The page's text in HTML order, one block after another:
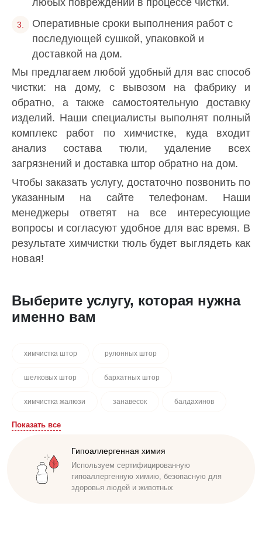
любых повреждений в процессе чистки.
Оперативные сроки выполнения работ с
последующей сушкой, упаковкой и
доставкой на дом.
Мы предлагаем любой удобный для вас способ
чистки: на дому, с вывозом на фабрику и
обратно, а также самостоятельную доставку
изделий. Наши специалисты выполнят полный
комплекс работ по химчистке, куда входит
анализ состава тюли, удаление всех
загрязнений и доставка штор обратно на дом.
Чтобы заказать услугу, достаточно позвонить по
указанным на сайте телефонам. Наши
менеджеры ответят на все интересующие
вопросы и согласуют удобное для вас время. В
результате химчистки тюль будет выглядеть как
новая!
Выберите услугу, которая нужна
именно вам
химчистка штор рулонных штор
шелковых штор бархатных штор
химчистка жалюзи занавесок балдахинов
химчистка штор на дому
Показать все
Доступная стоимость
Удобные способы оплаты. Наличный,
безналичный расчет. Работаем по договору
Гипоаллергенная химия
Используем сертифицированную
гипоаллергенную химию, безопасную для
здоровья людей и животных